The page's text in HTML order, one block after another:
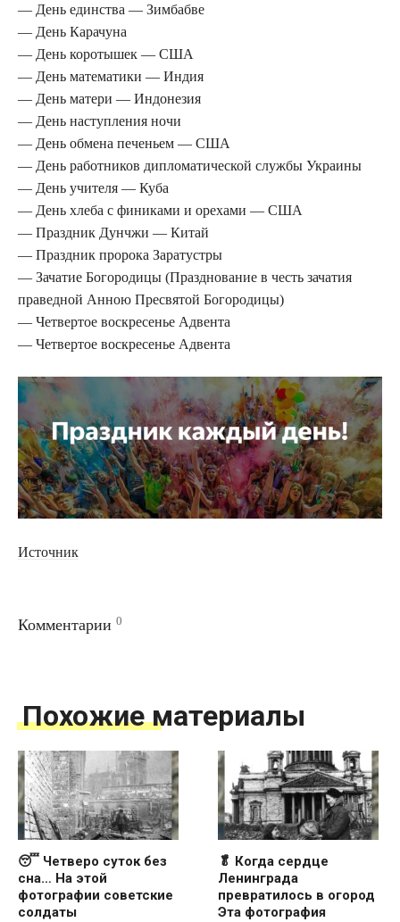
— День единства — Зимбабве
— День Карачуна
— День коротышек — США
— День математики — Индия
— День матери — Индонезия
— День наступления ночи
— День обмена печеньем — США
— День работников дипломатической службы Украины
— День учителя — Куба
— День хлеба с финиками и орехами — США
— Праздник Дунчжи — Китай
— Праздник пророка Заратустры
— Зачатие Богородицы (Празднование в честь зачатия
праведной Анною Пресвятой Богородицы)
— Четвертое воскресенье Адвента
— Четвертое воскресенье Адвента
Источник
Комментарии 0
Похожие материалы
😴 Четверо суток без
сна… На этой
фотографии советские
солдаты
🥬 Когда сердце
Ленинграда
превратилось в огород
Эта фотография